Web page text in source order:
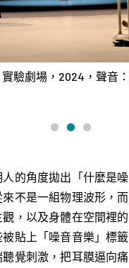
實驗劇場，2024，聲音
的角度拋出「什麼是
不是一組物理波形，
，以及身體在空間裡
貼上「噪音音樂」標
覺刺激，把耳膜逼向